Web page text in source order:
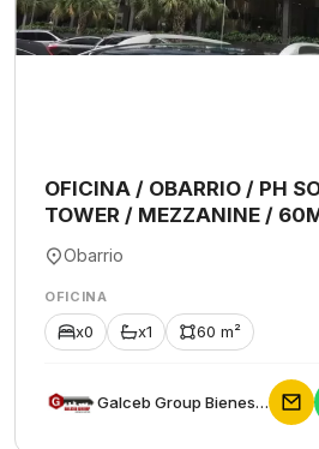
OFICINA / OBARRIO / PH
TOWER / MEZZANINE /
Obarrio
OFICINA
x0 x1 60 m²
Galceb Group Bienes Raices